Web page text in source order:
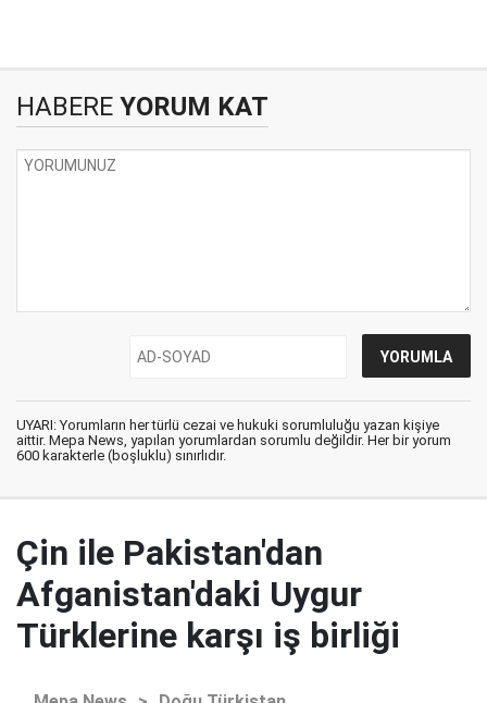
HABERE YORUM KAT
UYARI: Yorumların her türlü cezai ve hukuki sorumluluğu yazan kişiye
aittir. Mepa News, yapılan yorumlardan sorumlu değildir. Her bir yorum
600 karakterle (boşluklu) sınırlıdır.
Çin ile Pakistan'dan
Afganistan'daki Uygur
Türklerine karşı iş birliği